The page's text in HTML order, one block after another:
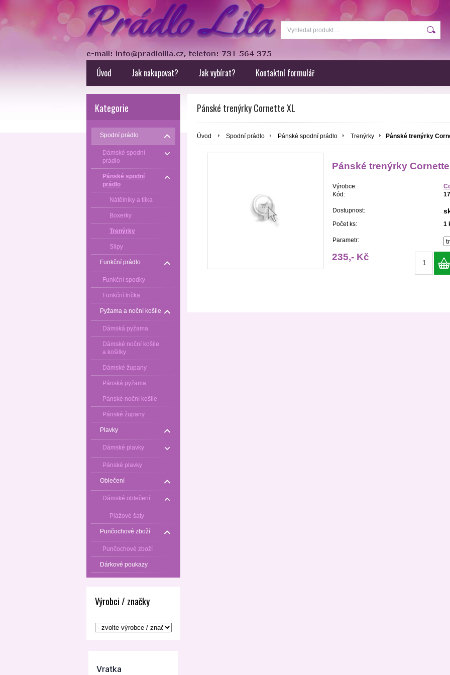
Úvod Jak nakupovat? Jak vybírat? Kontaktní formulář
Kategorie
Spodní prádlo
Dámské spodní
prádlo
Pánské spodní
prádlo
Nátělníky a tílka
Boxerky
Trenýrky
Slipy
Funkční prádlo
Funkční spodky
Funkční trička
Pyžama a noční košile
Dámská pyžama
Dámské noční košile
a košilky
Dámské župany
Pánská pyžama
Pánské noční košile
Pánské župany
Plavky
Dámské plavky
Pánské plavky
Oblečení
Dámské oblečení
Plážové šaty
Punčochové zboží
Punčochové zboží
Dárkové poukazy
Výrobci / značky
Pánské trenýrky Cornette XL
Úvod Spodní prádlo Pánské spodní prádlo Trenýrky Pánské trenýrky
Pánské trenýrky
Výrobce:
Kód:
Dostupnost:
Počet ks: 1
Parametr:
235,- Kč